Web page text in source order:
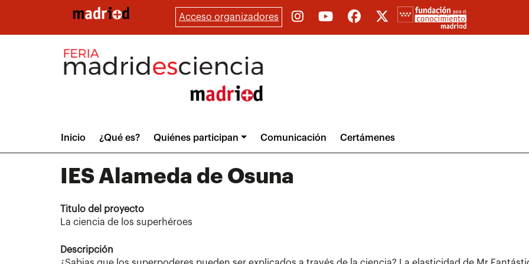
Acceso organizadores
Main
menuInicio ¿Qué es? Quiénes participan Comunicación Certámenes
IES Alameda de Osuna
Titulo del proyecto
La ciencia de los superhéroes
Descripción